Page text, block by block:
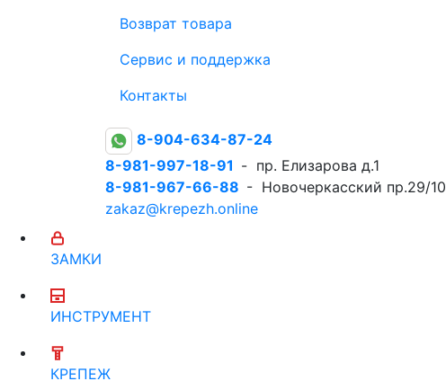
Возврат товара
Сервис и поддержка
Контакты
8-904-634-87-24
8-981-997-18-91 - пр. Елизарова д.1
8-981-967-66-88 - Новочеркасский пр.29/10
zakaz@krepezh.online
ЗАМКИ
ИНСТРУМЕНТ
КРЕПЕЖ